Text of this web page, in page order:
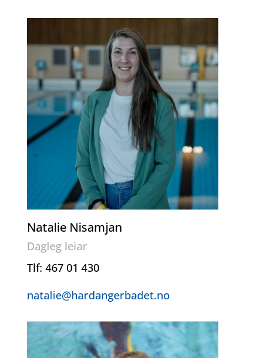
Natalie Nisamjan
Dagleg leiar
Tlf: 467 01 430
natalie@hardangerbadet.no